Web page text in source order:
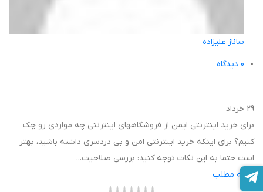
ساناز علیزاده
0 دیدگاه
29 خرداد
برای خرید اینترنتی ایمن از فروشگاههای اینترنتی چه مواردی رو چک
کنیم؟ برای اینکه خرید اینترنتی امن و بی دردسری داشته باشید، بهتر
است حتما به این نکات توجه کنید: بررسی صلاحیت...
ادامه مطلب